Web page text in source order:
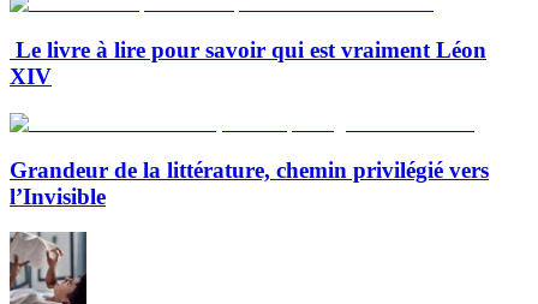
Le livre à lire pour savoir qui est vraiment Léon
XIV
Grandeur de la littérature, chemin privilégié vers
l’Invisible